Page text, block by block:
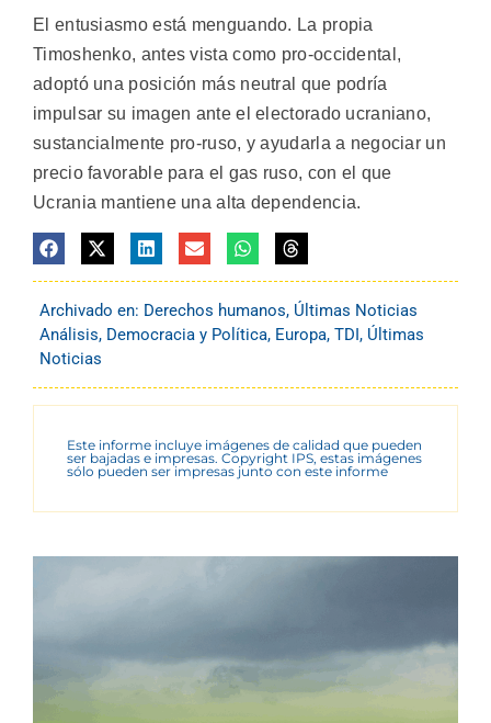
El entusiasmo está menguando. La propia
Timoshenko, antes vista como pro-occidental,
adoptó una posición más neutral que podría
impulsar su imagen ante el electorado ucraniano,
sustancialmente pro-ruso, y ayudarla a negociar un
precio favorable para el gas ruso, con el que
Ucrania mantiene una alta dependencia.
Archivado en: Derechos humanos, Últimas Noticias
Análisis, Democracia y Política, Europa, TDI, Últimas
Noticias
Este informe incluye imágenes de calidad que pueden
ser bajadas e impresas. Copyright IPS, estas imágenes
sólo pueden ser impresas junto con este informe